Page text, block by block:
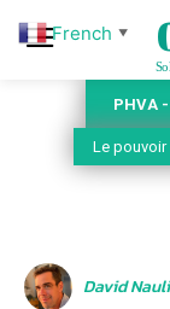
PHVA
Le
David
French ▼